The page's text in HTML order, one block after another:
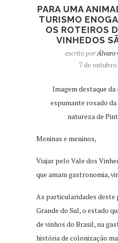
PARA UMA
TURISMO
OS ROTEIROS
VINHEDOS
escrito porÁlvaro
7 de outubro
Imagem destaque da
espumante rosado
natureza de
Meninas e meninos,
Viajar pelo Vale dos
que amam gastronomia,
As particularidades deste
Grande do Sul, o estado
de vinhos do Brasil, na
história de colonização